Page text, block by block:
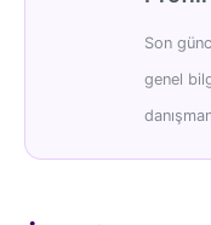
Son
genel